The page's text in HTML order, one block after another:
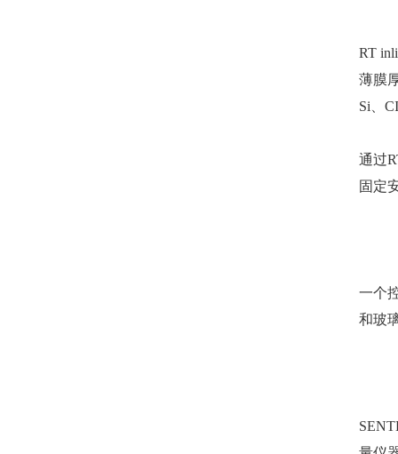
RT
薄膜
Si、
通过
固定
一个
和玻